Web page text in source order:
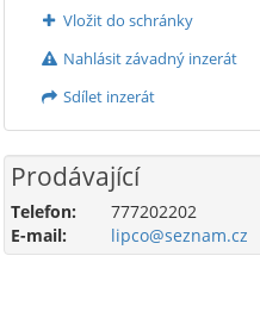
Vložit do schránky
Nahlásit závadný inzerát
Sdílet inzerát
Prodávající
Telefon:
777202202
E-mail:
lipco@seznam.cz